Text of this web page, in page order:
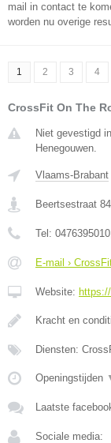
mail in contact te
worden nu overige
1 2 3 4
CrossFit On The
Niet gevestigd
Henegouwen.
Vlaams-Brabant
Beertsestraat 84
Tel: 0476395010
E-mail ›
Website:
Kracht en
Diensten:
Openingstijden
Laatste
Sociale media: